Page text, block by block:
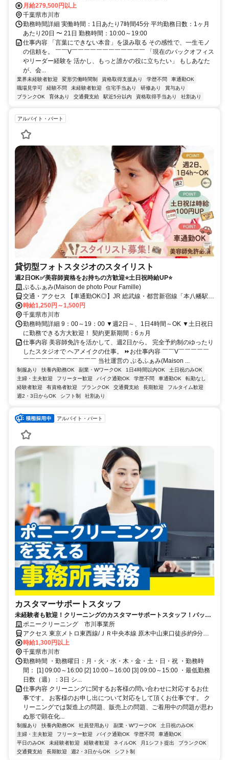
月給279,500円以上
千葉県市川市
勤務時間詳細 実働時間：1日あたり7時間45分 平均勤務日数：1ヶ月
あたり20日 〜 21日 勤務時間：10:00～19:00
仕事内容 「言葉にできない本音」を汲み取る その感性で、一生モノ
の信頼を。 ￣￣V￣￣￣￣￣￣￣￣￣￣￣￣ 「現在のバックオフィス
やリーダー経験を 活かし、もっと誰かの役に立ちたい」 もしあなた
が、会...
業界未経験者歓迎 変形労働時間制 資格取得支援あり 学歴不問
車通勤OK
職場見学可
経験不問 未経験者歓迎 住宅手当あり 研修あり
賞与あり
ブランクOK
育休あり 交通費支給 駅近5分以内 資格取得手当あり 社割あり
アルバイト・パート
貸切型フォトスタジオのスタイリスト
週2日OK✅美容師資格をお持ちの方歓迎⭐土日祝時給UP⭐
ぷるふぁみ(Maison de photo Pour Famille)
交通・アクセス 【車通勤OK◎】JR 総武線・都営新宿線「本八幡駅」
「下総中山駅」から徒歩10 分/京成線「鬼越駅」から徒歩5 分
時給1,250円～1,500円
千葉県市川市
勤務時間詳細 9：00～19：00 ▼週2日～、1日4時間～OK ▼土日祝日
に勤務できる方大歓迎！ 契約更新期間：6ヵ月
仕事内容 美容師免許を活かして、週2日から。 完全予約制のゆったり
したスタジオで ヘアメイクの仕事。 ⏩お仕事内容 ￣￣V￣￣￣￣￣
￣￣￣￣￣￣￣￣￣￣￣￣ 当社運営の ぷるふぁみ(Maison ...
制服あり 扶養内勤務OK 副業・WワークOK 1日4時間以内OK
土日祝のみOK
主婦・主夫歓迎
フリーター歓迎 バイク通勤OK 学歴不問 車通勤OK
転勤なし
経験者歓迎
有資格者歓迎 ブランクOK 交通費支給 長期歓迎
フルタイム歓迎
週2・3日からOK
シフト制 社割あり
アルバイト・パート
カスタマーサポートスタッフ
未経験者も歓迎！クリーニングのカスタマーサポートスタッフ！バック
オフィスからポニークリーニングの運営を支えるお仕事。託児所完備も
魅力の一つ♪
ポニークリーニング 市川事業所
アクセス 東京メトロ東西線/ＪＲ中央本線 原木中山東口徒歩約9分、
ＪＲ総武本線 下総中山南口徒歩約17分、京成本線 京成中山徒歩約22
分 原木中山駅徒歩7分
時給1,300円以上
千葉県市川市
勤務時間 ・勤務曜日：月・火・水・木・金・土・日・祝 ・勤務時
間： [1] 09:00～16:00 [2] 10:00～16:00 [3] 09:00～15:00 ・最低勤務
日数（週）：3日 シ...
仕事内容 クリーニングに関するお客様の問い合わせに対応するお仕
事です。 お客様のお申し出について対応をして頂くお仕事です。 ク
リーニングでは製造上の問題、販売上の問題、ご着用中の問題が思わ
ぬ形で顕在化...
制服あり 扶養内勤務OK 社員登用あり 副業・WワークOK
土日祝のみOK
主婦・主夫歓迎
フリーター歓迎 バイク通勤OK 学歴不問
車通勤OK
平日のみOK
未経験者歓迎 経験者歓迎 ネイルOK 月1シフト提出
ブランクOK
交通費支給
長期歓迎 週2・3日からOK シフト制